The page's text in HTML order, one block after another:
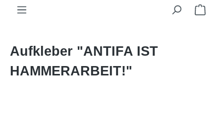
Aufkleber "ANTIFA IST
HAMMERARBEIT!"